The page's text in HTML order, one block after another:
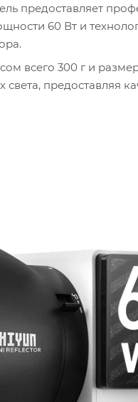
предоставляет
60 Вт и
всего 300 г и
света,
ZY mount
с насадками
питания от
кабель Type-C
Zhiyun Molus G60
технология
специальной
за счет